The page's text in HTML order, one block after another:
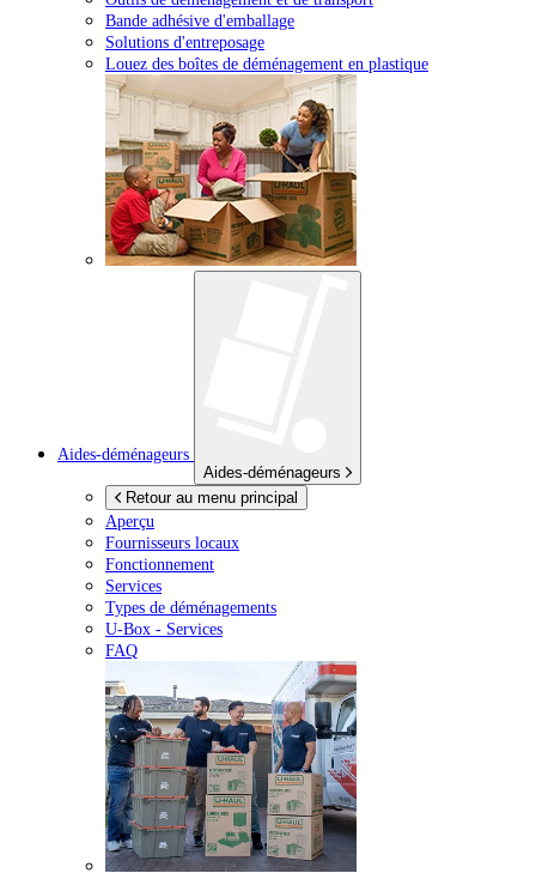
Bande adhésive d'emballage
Solutions d'entreposage
Louez des boîtes de déménagement en plastique
Aides-déménageurs
Aides-déménageurs
Retour au menu principal
Aperçu
Fournisseurs locaux
Fonctionnement
Services
Types de déménagements
U-Box - Services
FAQ